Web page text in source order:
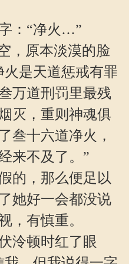
：“净火…”
，原本淡漠的脸
火是天道惩戒有罪
万道刑罚里最残
灭，重则神魂俱
叁十六道净火，
来不及了。”
的，那么便足以
她好一会都没说
，有慎重。
泠顿时红了眼